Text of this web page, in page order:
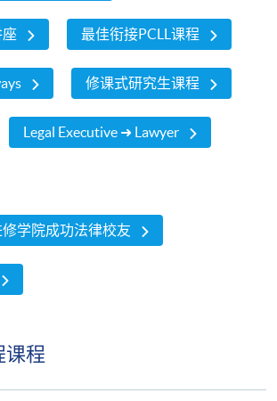
座 最佳衔接PCLL课程
修课式研究生课程
Legal Executive ➜ Lawyer
学院成功法律校友
课程